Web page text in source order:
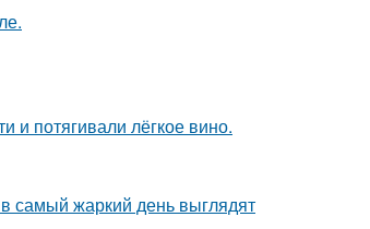
и потягивали лёгкое вино.
самый жаркий день выглядят